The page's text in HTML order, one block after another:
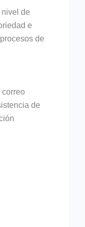
de
e
de
correo
de